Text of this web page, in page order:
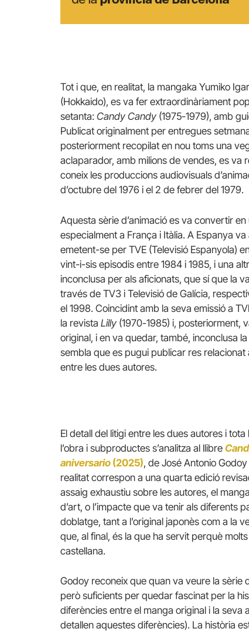
Tot i que, en realitat, la mangaka Yumiko
(Hokkaido), es va fer extraordinàriament
setanta: Candy Candy (1975-1979), amb
Publicat originalment per entregues
posteriorment recopilat en nou toms una
aclaparador, amb milions de vendes, es va
coneix les produccions audiovisuals
d’octubre del 1976 i el 2 de febrer del 1979.
Aquesta sèrie d’animació es va convertir
especialment a França i Itàlia. A Espanya
emetent-se per TVE (Televisió Espanyola)
vint-i-sis episodis entre 1984 i 1985, i una
inconclusa per als aficionats, que sí que la
través de TV3 i Televisió de Galícia,
el 1998. Coincidint amb la seva emissió a
la revista Lilly (1970-1985) i, posteriorment,
original, i en va quedar, també, inconclusa
sembla que es pugui publicar res relacionat
entre les dues autores.
El detall del litigi entre les dues autores i
l’obra i subproductes s’analitza al llibre
aniversario (2025), de José Antonio
realitat correspon a una quarta edició
assaig exhaustiu sobre les autores, el
d’art, o l’impacte que va tenir als diferents
doblatge, tant a l’original japonès com a la
que, al final, és la que ha servit perquè
castellana.
Godoy reconeix que quan va veure la sèrie
però suficients per quedar fascinat per la
diferències entre el manga original i la seva
detallen aquestes diferències). La història